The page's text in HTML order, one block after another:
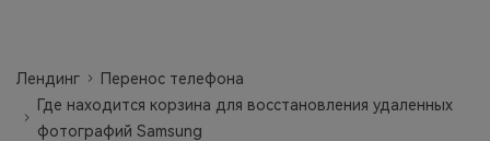
Переносите музыкальные
плейлисты с одного потокового
сервиса на другой.
Лендинг
Перенос телефона
Где находится корзина для восстановления удаленных
фотографий Samsung